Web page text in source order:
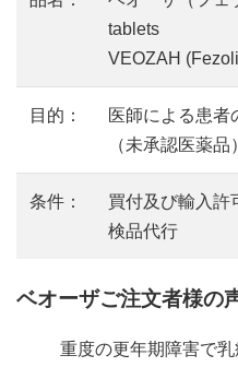
tablets
VEOZAH
目的：
医師による患者
（未承認医薬品）
条件：
買付及び輸入許
検品代行
ベオーザご注文者様の
重度の更年期障害で